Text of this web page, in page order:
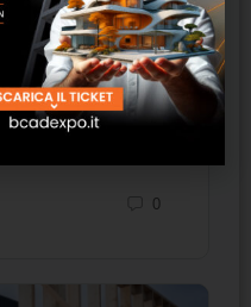
le norme per la
proposta di legge n.
all’esame
0